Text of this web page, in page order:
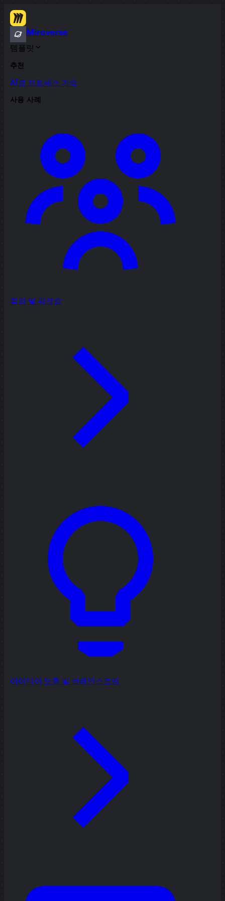
Miroverse
템플릿
추천
AI로 프로세스 가속
사용 사례
회의 및 워크숍
아이디어 도출 및 브레인스토밍